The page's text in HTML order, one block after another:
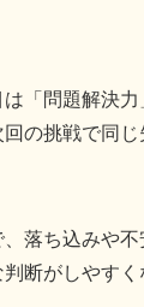
「問題解決
の挑戦で同
落ち込みや
断がしやすく